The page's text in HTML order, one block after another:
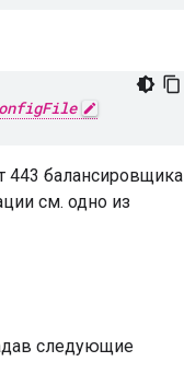
443 балансировщика
см. одно из
следующие